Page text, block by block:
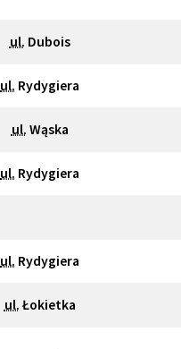
ul. Dubois
ul. Rydygiera
ul. Wąska
ul. Rydygiera
ul. Rydygiera
ul. Łokietka